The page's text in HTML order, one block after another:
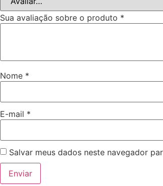
Sua avaliação sobre o produto *
Nome *
E-mail *
Salvar meus dados neste navegador